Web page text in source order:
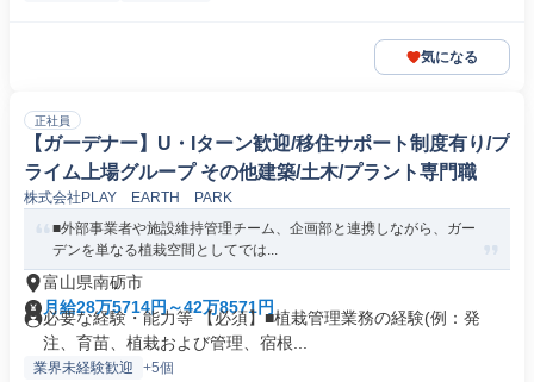
気になる
正社員
【ガーデナー】U・Iターン歓迎/移住サポート制度有り/プ
ライム上場グループ その他建築/土木/プラント専門職
株式会社PLAY EARTH PARK
■外部事業者や施設維持管理チーム、企画部と連携しながら、ガー
デンを単なる植栽空間としてでは...
富山県南砺市
月給28万5714円～42万8571円
必要な経験・能力等 【必須】■植栽管理業務の経験(例：発
注、育苗、植栽および管理、宿根...
業界未経験歓迎 +5個